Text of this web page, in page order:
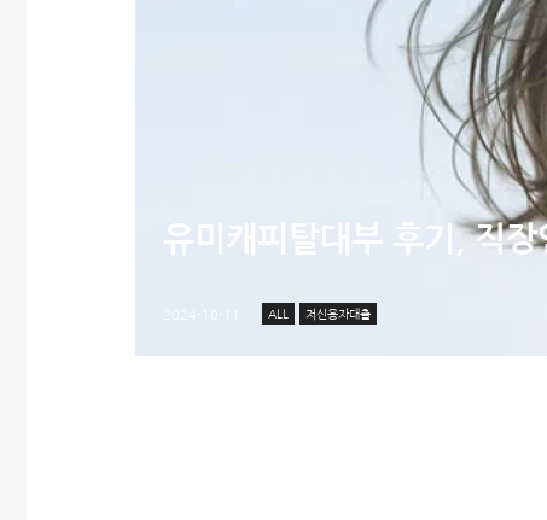
유미캐피탈대부 후기, 직
2024-10-11 ALL 저신용자대출